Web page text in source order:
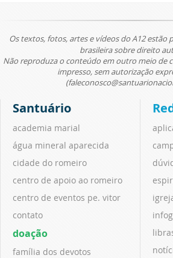
Os textos, fotos, artes e vídeos do A12 estão
brasileira sobre direito
Não reproduza o conteúdo em outro meio de
impresso, sem autorização
Santuário
academia marial
água mineral aparecida
cidade do romeiro
centro de apoio ao romeiro
centro de eventos pe. vitor
contato
doação
família dos devotos